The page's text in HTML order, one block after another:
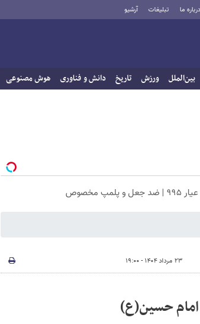
درباره ما تبلیغات آرشیو
بین‌الملل ورزش تاریخ دانش و فناوری هوش مصنوعی
۲۳ مرداد ۱۴۰۴ - ۱۹:۰۰
امام حسین(ع)